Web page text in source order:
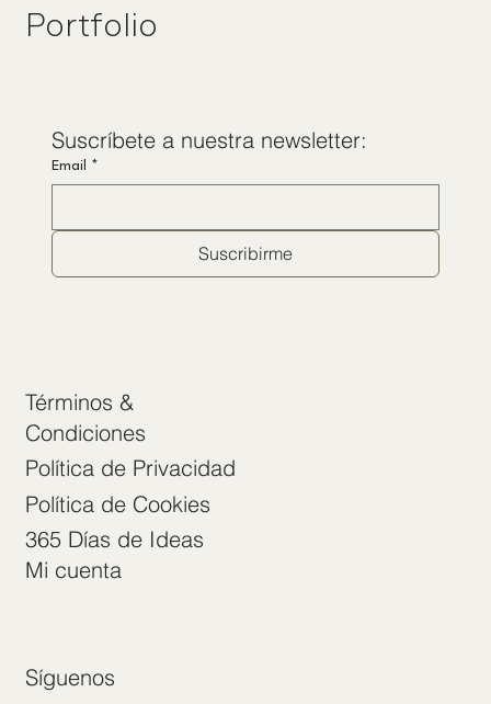
Términos &
Condiciones
Política de Privacidad
Política de Cookies
Mi cuenta
365 Días de Ideas
Síguenos
Suscríbete a nuestra newsletter:
Email *
Suscribirme
Portfolio